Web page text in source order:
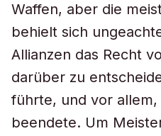
Waffen, aber die
behielt sich
Allianzen das Recht
darüber zu
führte, und vor allem,
beendete. Um